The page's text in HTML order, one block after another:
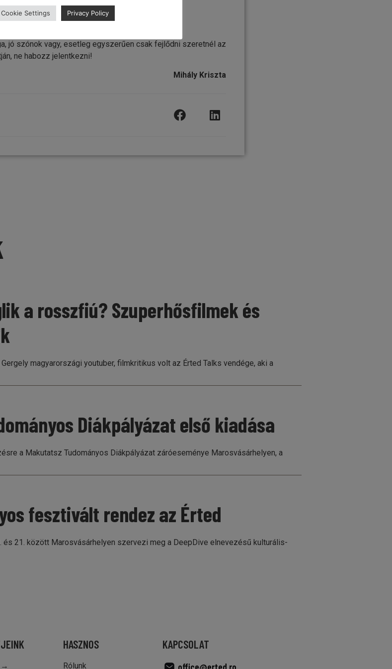
is kiesik a versenyből.
március 31-ig:
jó szónok vagy, esetleg egyszerűen csak fejlődni szeretnél az
ne habozz jelentkezni!
Mihály Kriszta
a rosszfiú? Szuperhősfilmek és
magyarországi youtuber, filmkritikus volt az Érted Talks vendége, aki a
Diákpályázat első kiadása
a Makutatsz Tudományos Diákpályázat záróeseménye Marosvásárhelyen, a
fesztivált rendez az Érted
21. között Marosvásárhelyen szervezi meg a DeepDive elnevezésű kulturális-
→
HASZNOS
Rólunk
KAPCSOLAT
Cookie Settings Privacy Policy